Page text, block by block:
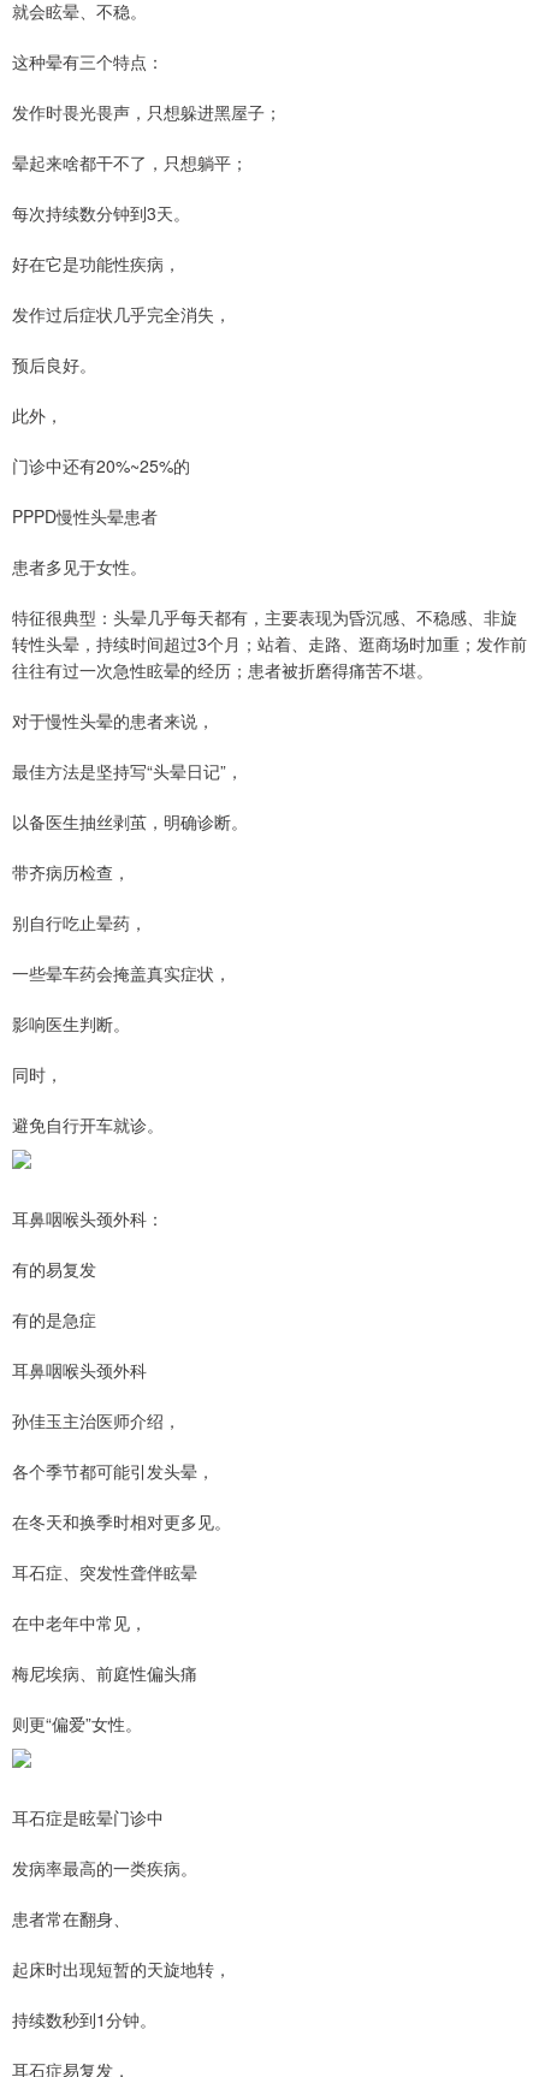
就会眩晕、不稳。
这种晕有三个特点：
发作时畏光畏声，只想躲进黑屋子；
晕起来啥都干不了，只想躺平；
每次持续数分钟到3天。
好在它是功能性疾病，
发作过后症状几乎完全消失，
预后良好。
此外，
门诊中还有20%~25%的
PPPD慢性头晕患者
患者多见于女性。
特征很典型：头晕几乎每天都有，主要表现为昏沉感、不稳感、非旋
转性头晕，持续时间超过3个月；站着、走路、逛商场时加重；发作前
往往有过一次急性眩晕的经历；患者被折磨得痛苦不堪。
对于慢性头晕的患者来说，
最佳方法是坚持写“头晕日记”，
以备医生抽丝剥茧，明确诊断。
带齐病历检查，
别自行吃止晕药，
一些晕车药会掩盖真实症状，
影响医生判断。
同时，
避免自行开车就诊。
耳鼻咽喉头颈外科：
有的易复发
有的是急症
耳鼻咽喉头颈外科
孙佳玉主治医师介绍，
各个季节都可能引发头晕，
在冬天和换季时相对更多见。
耳石症、突发性聋伴眩晕
在中老年中常见，
梅尼埃病、前庭性偏头痛
则更“偏爱”女性。
耳石症是眩晕门诊中
发病率最高的一类疾病。
患者常在翻身、
起床时出现短暂的天旋地转，
持续数秒到1分钟。
耳石症易复发，